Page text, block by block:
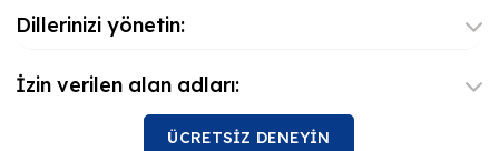
Dillerinizi yönetin:
İzin verilen alan adları:
ÜCRETSİZ DENEYİN